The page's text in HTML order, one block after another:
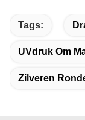
Tags:
UVdruk Om
Zilveren